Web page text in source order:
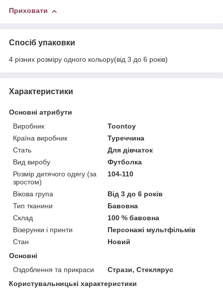
Приховати
Спосіб упаковки
4 різних розміру одного кольору(від 3 до 6 років)
Характеристики
Основні атрибути
Виробник
Toontoy
Країна виробник
Туреччина
Стать
Для дівчаток
Вид виробу
Футболка
Розмір дитячого одягу (за
зростом)
104-110
Вікова група
Від 3 до 6 років
Тип тканини
Бавовна
Склад
100 % бавовна
Візерунки і принти
Персонажі мультфільмів
Стан
Новий
Основні
Оздоблення та прикраси
Стрази, Стеклярус
Користувальницькі характеристики